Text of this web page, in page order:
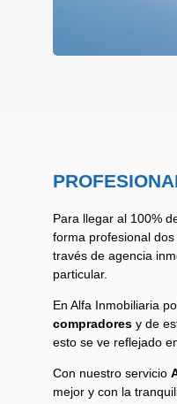
Para llegar al 100%
forma profesional
través de agencia
particular.
En Alfa Inmobiliaria
compradoresy de
esto se ve reflejado
Con nuestro servicio
mejor y con la